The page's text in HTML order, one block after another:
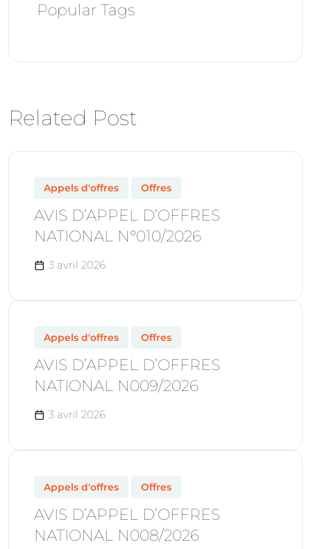
Popular Tags
Related Post
Appels d'offres Offres
AVIS D’APPEL D’OFFRES
NATIONAL N°010/2026
3 avril 2026
Appels d'offres Offres
AVIS D’APPEL D’OFFRES
NATIONAL N009/2026
3 avril 2026
Appels d'offres Offres
AVIS D’APPEL D’OFFRES
NATIONAL N008/2026